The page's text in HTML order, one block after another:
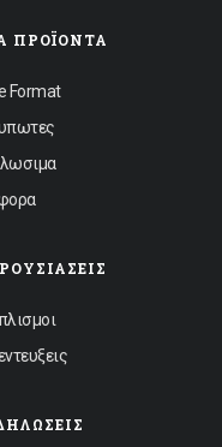
ΠΡΟΪΌΝΤΑ
Format